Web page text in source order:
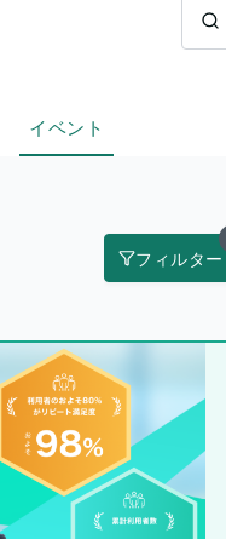
イベント
フィルター